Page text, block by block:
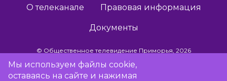
О телеканале Правовая информация
Документы
© Общественное телевидение Приморья, 2026
Мы используем файлы cookie,
оставаясь на сайте и нажимая